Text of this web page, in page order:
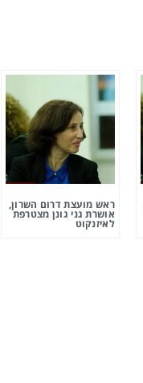
ראש מועצת דרום השרון,
אושרת גני גונן מצטרפת
לאיזנקוט